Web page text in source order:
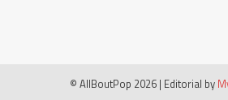
© AllBoutPop 2026 | Editorial by